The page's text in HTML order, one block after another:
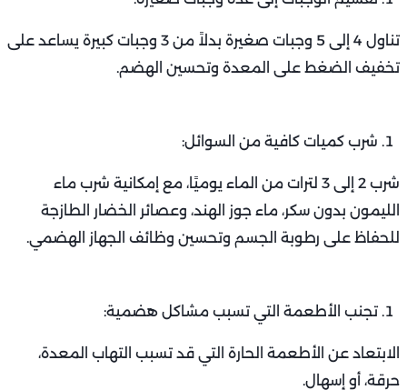
تناول 4 إلى 5 وجبات صغيرة بدلاً من 3 وجبات كبيرة يساعد على
تخفيف الضغط على المعدة وتحسين الهضم.
شرب كميات كافية من السوائل:
شرب 2 إلى 3 لترات من الماء يوميًا، مع إمكانية شرب ماء
الليمون بدون سكر، ماء جوز الهند، وعصائر الخضار الطازجة
للحفاظ على رطوبة الجسم وتحسين وظائف الجهاز الهضمي.
تجنب الأطعمة التي تسبب مشاكل هضمية:
الابتعاد عن الأطعمة الحارة التي قد تسبب التهاب المعدة،
حرقة، أو إسهال.